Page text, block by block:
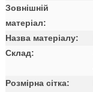
Зовнішній
матеріал:
Назва матеріалу:
Склад:
Розмірна сітка: